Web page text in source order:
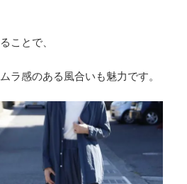
ことで、
ラ感のある風合いも魅力です。